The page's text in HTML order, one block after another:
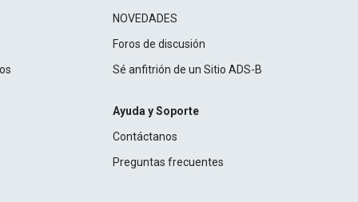
NOVEDADES
Foros de discusión
Sé anfitrión de un Sitio ADS-B
Ayuda y Soporte
Contáctanos
Preguntas frecuentes